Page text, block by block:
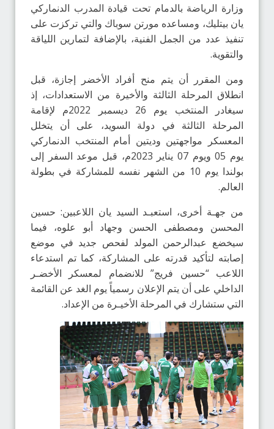
وزارة الرياضة بالدمام تحت قيادة المدرب الدنماركي
يان بيتليك، ومساعده مورتن سوباك والتي تركزت على
تنفيذ عدد من الجمل الفنية، بالإضافة لتمارين اللياقة
والتقوية.
ومن المقرر أن يتم منح أفراد الأخضر إجازة، قبل
انطلاق المرحلة الثالثة والأخيرة من الاستعدادات، إذ
سيغادر المنتخب يوم 26 ديسمبر 2022م لإقامة
المرحلة الثالثة في دولة السويد، على أن يتخلل
المعسكر مواجهتين وديتين أمام المنتخب الدنماركي
يوم 05 ويوم 07 يناير 2023م، قبل موعد السفر إلى
بولندا يوم 10 من الشهر نفسه للمشاركة في بطولة
العالم.
من جهـة أخرى، استعبـد السيد يان اللاعبين: حسين
المحسن ومصطفى الحسن وجهاد أبو علوه، فيما
سيخضع عبدالرحمن المولد لفحص جديد في موضع
إصابته لتأكيد قدرته على المشاركة، كما تم استدعاء
اللاعب “حسين فريج” للانضمام لمعسكر الأخضـر
الداخلي على أن يتم الإعلان رسمياً يوم الغد عن القائمة
التي ستشارك في المرحلة الأخيـرة من الإعداد.